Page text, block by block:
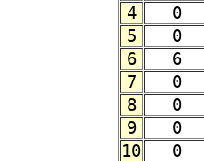
4
0
5
0
6
6
7
0
8
0
9
0
10
0